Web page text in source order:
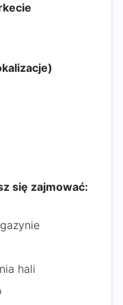
się zajmować:
hali